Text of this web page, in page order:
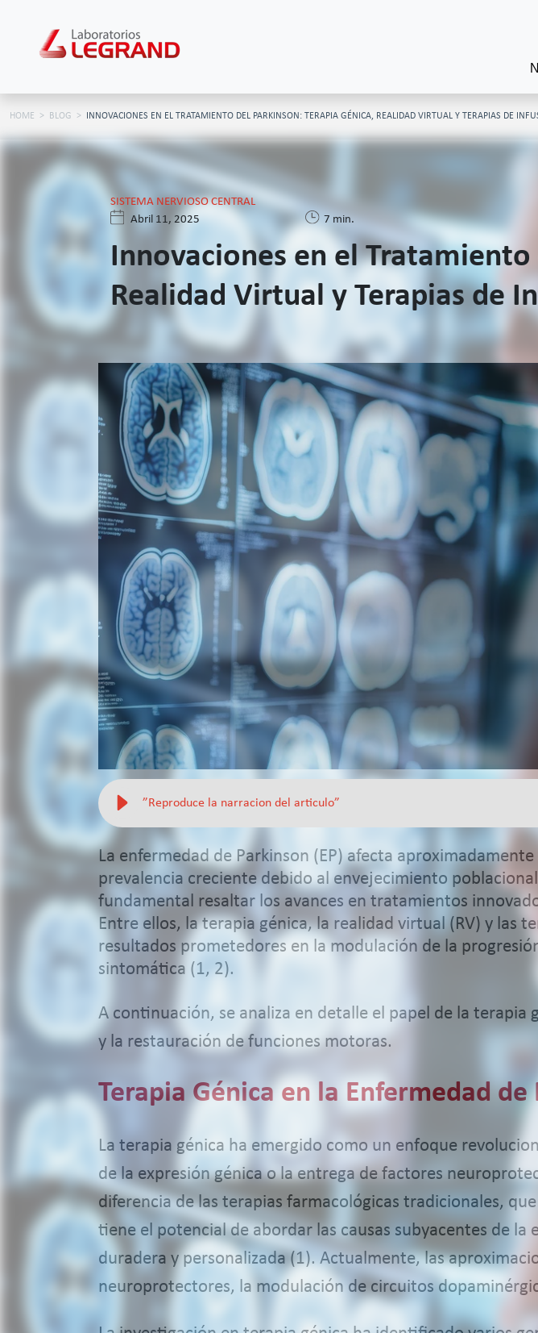
HOME BLOG INNOVACIONES EN EL TRATAMIENTO DEL PARKINSON: TERAPIA GÉNICA, REALIDAD VIRTUAL Y TERAPIAS DE
SISTEMA NERVIOSO CENTRAL
Abril 11, 2025
7 min.
Innovaciones en el
Realidad Virtual y Terapias de
”Reproduce la narracion del articulo”
La enfermedad de Parkinson (EP) afecta
prevalencia creciente debido al envejecimiento
fundamental resaltar los avances en tratamientos
Entre ellos, la terapia génica, la realidad virtual (RV) y
resultados prometedores en la modulación de la
sintomática (1, 2).
A continuación, se analiza en detalle el papel de la
y la restauración de funciones motoras.
Terapia Génica en la Enfermedad de
La terapia génica ha emergido como un enfoque
de la expresión génica o la entrega de factores
diferencia de las terapias farmacológicas tradicionales,
tiene el potencial de abordar las causas subyacentes de
duradera y personalizada (1). Actualmente, las
neuroprotectores, la modulación de circuitos